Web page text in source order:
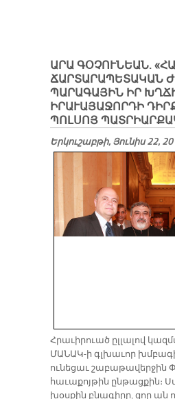
ԱՐԱ ԳՕՉՈՒՆԵԱՆ.
ՃԱՐՏԱՐԱՊԵՏԱԿԱՆ
ՊԱՐԱԳԱՅԻՆ ԻՐ
ԻՐԱՒԱՅԱՋՈՐԴԻ
ՊՈԼՍՈՅ
Երկուշաբթի, Յունիս 22,
Հրա­ւի­րուած ըլ­լա­լով
ՄԱ­ՆԱԿ-ի գլխա­ւոր
ու­նե­ցաւ շա­բա­թա­վեր­ջին
հա­ւա­քոյ­թին ըն­թաց­քին։
խօս­քին բնա­գի­րը, զոր ան